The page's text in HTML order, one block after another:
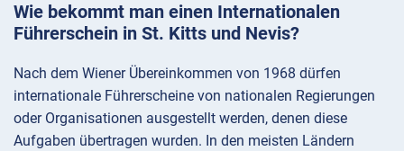
Wie bekommt man einen Internationalen
Führerschein in St. Kitts und Nevis?
Nach dem Wiener Übereinkommen von 1968 dürfen
internationale Führerscheine von nationalen Regierungen
oder Organisationen ausgestellt werden, denen diese
Aufgaben übertragen wurden. In den meisten Ländern